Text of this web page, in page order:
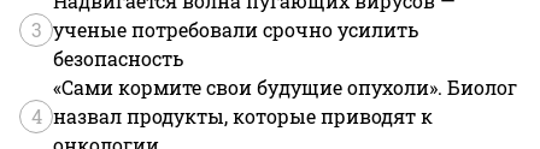
3 ученые потребовали срочно усилить
безопасность
4
«Сами кормите свои будущие опухоли». Биолог
назвал продукты, которые приводят к